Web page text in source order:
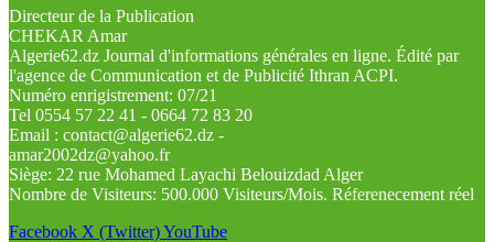
Directeur de la Publication
CHEKAR Amar
Algerie62.dz Journal d'informations générales en ligne. Édité par
l'agence de Communication et de Publicité Ithran ACPI.
Numéro enrigistrement: 07/21
Tel 0554 57 22 41 - 0664 72 83 20
Email : contact@algerie62.dz -
amar2002dz@yahoo.fr
Siège: 22 rue Mohamed Layachi Belouizdad Alger
Nombre de Visiteurs: 500.000 Visiteurs/Mois. Réferenecement réel
Facebook X (Twitter)YouTube